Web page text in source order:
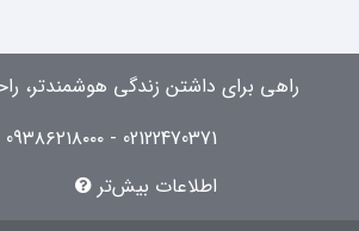
راهی برای داشتن زندگی هوشمندتر،
02122470371 - 09۳۸۶۲۱۸۰۰۰
اطلاعات بیش‌تر